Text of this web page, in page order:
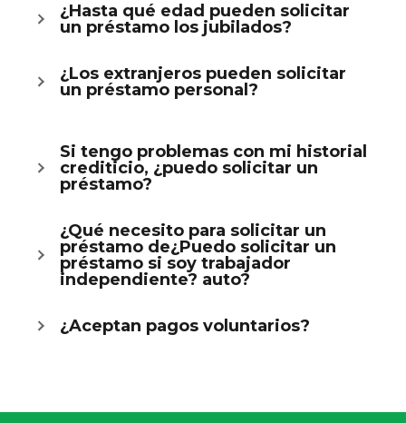
¿Hasta qué edad pueden solicitar
un préstamo los jubilados?
¿Los extranjeros pueden solicitar
un préstamo personal?
Si tengo problemas con mi historial
crediticio, ¿puedo solicitar un
préstamo?
¿Qué necesito para solicitar un
préstamo de¿Puedo solicitar un
préstamo si soy trabajador
independiente? auto?
¿Aceptan pagos voluntarios?